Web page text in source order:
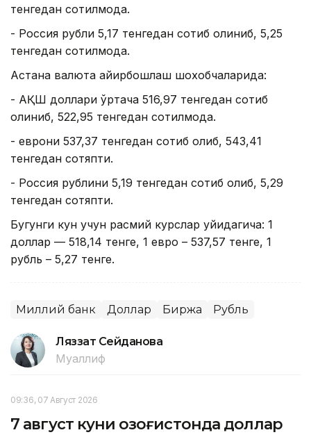
тенгедан сотилмоқда.
- Россия рубли 5,17 тенгедан сотиб олиниб, 5,25
тенгедан сотилмоқда.
Астана валюта айирбошлаш шохобчаларида:
- АҚШ доллари ўртача 516,97 тенгедан сотиб
олиниб, 522,95 тенгедан сотилмоқда.
- еврони 537,37 тенгедан сотиб олиб, 543,41
тенгедан сотяпти.
- Россия рублини 5,19 тенгедан сотиб олиб, 5,29
тенгедан сотяпти.
Бугунги кун учун расмий курслар қуйидагича: 1
доллар — 518,14 тенге, 1 евро – 537,57 тенге, 1
рубль – 5,27 тенге.
Миллий банк Доллар Биржа Рубль
Ляззат Сейданова
Муаллиф
09:36, 07 Август 2026
7 август куни Қозоғистонда доллар